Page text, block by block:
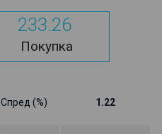
233.26
Покупка
Спред (%) 1.22